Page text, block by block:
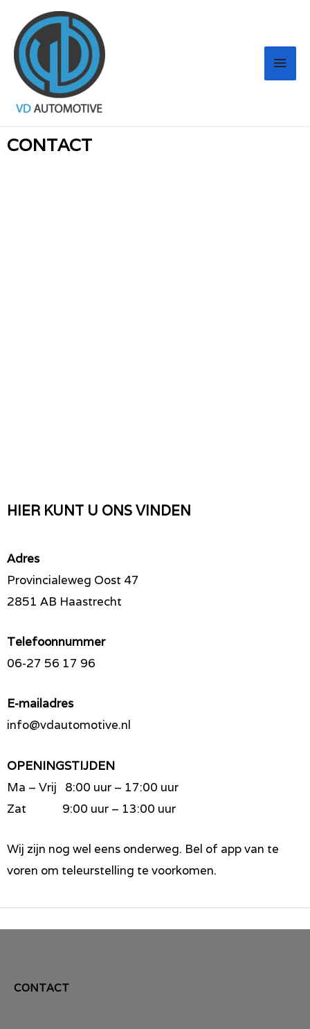
CONTACT
HIER KUNT U ONS VINDEN
Adres
Provincialeweg Oost 47
2851 AB Haastrecht
Telefoonnummer
06-27 56 17 96
E-mailadres
info@vdautomotive.nl
OPENINGSTIJDEN
Ma – Vrij 8:00 uur – 17:00 uur
Zat 9:00 uur – 13:00 uur
Wij zijn nog wel eens onderweg. Bel of app van te
voren om teleurstelling te voorkomen.
CONTACT